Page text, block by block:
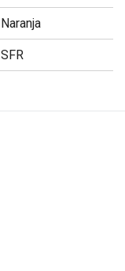
Naranja
SFR